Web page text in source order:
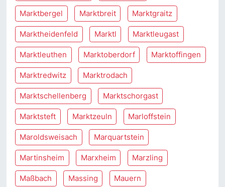
Marktbergel Marktbreit Marktgraitz
Marktheidenfeld Marktl Marktleugast
Marktleuthen Marktoberdorf Marktoffingen
Marktredwitz Marktrodach
Marktschellenberg Marktschorgast
Marktsteft Marktzeuln Marloffstein
Maroldsweisach Marquartstein
Martinsheim Marxheim Marzling
Maßbach Massing Mauern